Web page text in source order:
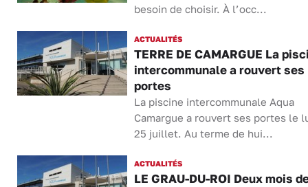
besoin de choisir. À l’occ...
ACTUALITÉS
TERRE DE CAMARGUE La
intercommunale a rouvert ses
portes
La piscine intercommunale Aqua
Camargue a rouvert ses portes le
25 juillet. Au terme de hui...
ACTUALITÉS
LE GRAU-DU-ROI Deux mois